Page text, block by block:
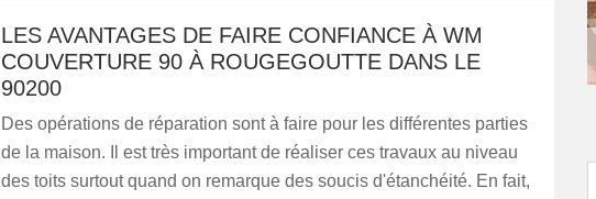
LES AVANTAGES DE FAIRE CONFIANCE À WM
COUVERTURE 90 À ROUGEGOUTTE DANS LE
90200
Des opérations de réparation sont à faire pour les différentes parties
de la maison. Il est très important de réaliser ces travaux au niveau
des toits surtout quand on remarque des soucis d'étanchéité. En fait,